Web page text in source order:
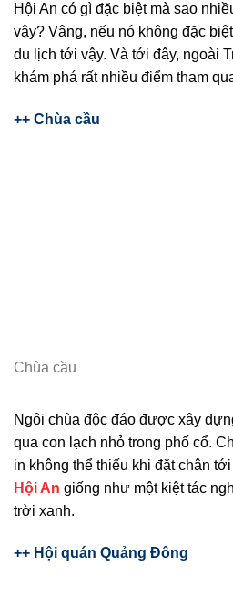
Hội An có gì đặc biệt mà sao
vậy? Vâng, nếu nó không đặc
du lịch tới vậy. Và tới đây, ngoài
khám phá rất nhiều điểm tham
++ Chùa cầu
Chùa cầu
Ngôi chùa độc đáo được xây
qua con lạch nhỏ trong phố cổ.
in không thể thiếu khi đặt chân
Hội An giống như một kiệt tác
trời xanh.
++ Hội quán Quảng Đông